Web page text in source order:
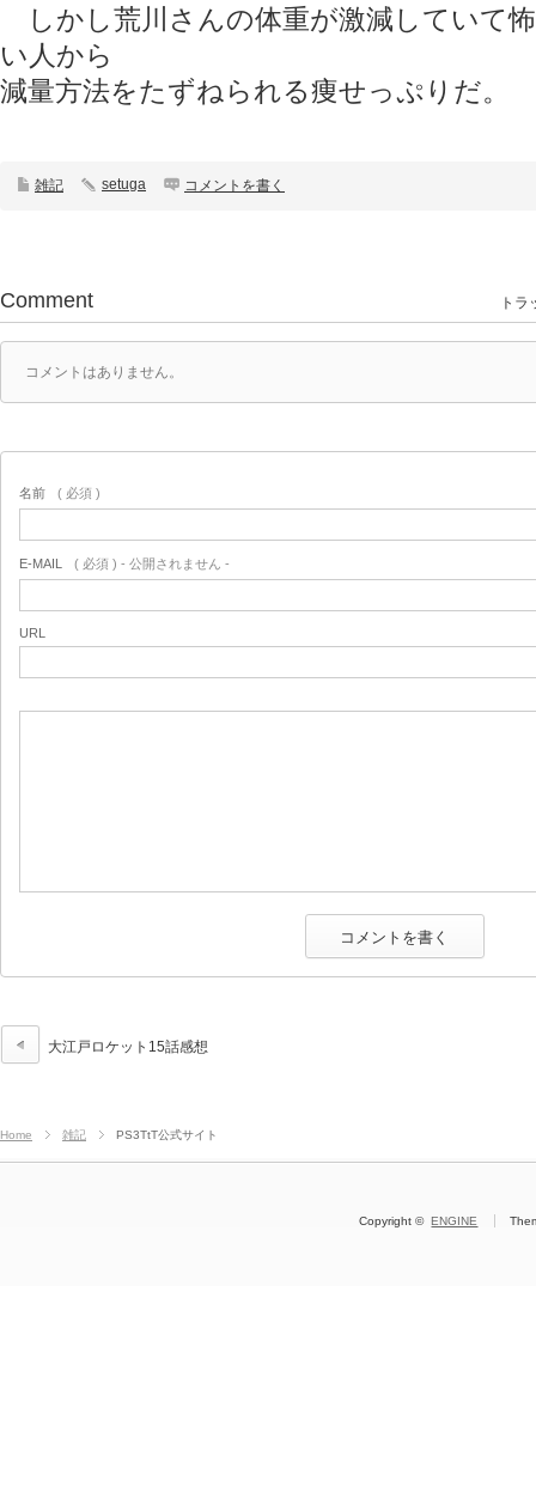
しかし荒川さんの体重が激減していて
い人から
減量方法をたずねられる痩せっぷりだ。
雑記 setuga コメントを書く
Comment トラ
コメントはありません。
名前 ( 必須 )
E-MAIL ( 必須 ) - 公開されません -
URL
大江戸ロケット15話感想
Home 雑記 PS3TtT公式サイト
Copyright ©ENGINE